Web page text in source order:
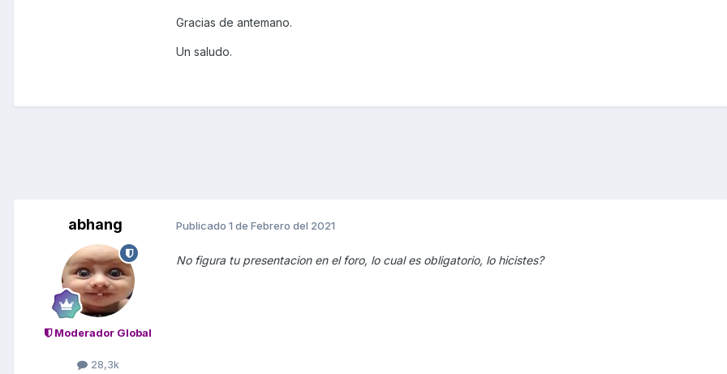
Gracias de antemano.
Un saludo.
abhang
Moderador Global
28,3k
Publicado 1 de Febrero del 2021
No figura tu presentacion en el foro, lo cual es obligatorio, lo hicistes?